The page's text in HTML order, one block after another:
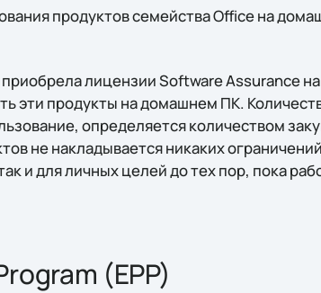
продуктов семейства Office на
лицензии Software Assurance
эти продукты на домашнем ПК.
определяется количеством
не накладывается никаких
и для личных целей до тех пор, пока
(EPP)